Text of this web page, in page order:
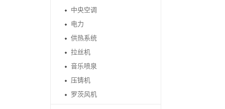
中央空调
电力
供热系统
拉丝机
音乐喷泉
压铸机
罗茨风机